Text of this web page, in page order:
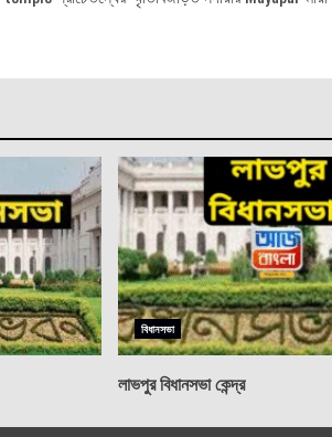
বিধানসভা
লাভপুর বিধানসভা কেন্দ্র